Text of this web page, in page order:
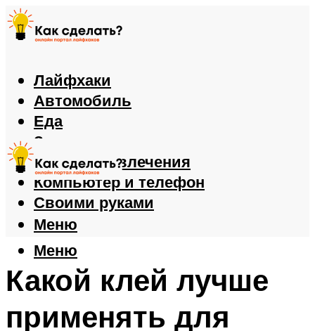
Лайфхаки
Автомобиль
Еда
Здоровье
Игры и развлечения
Компьютер и телефон
Своими руками
Меню
Меню
Какой клей лучше
применять для